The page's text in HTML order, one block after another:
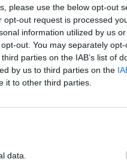
please use the below opt-out
out request is processed
information utilized by us
out. You may separately
parties on the IAB’s list of
by us to third parties on the
it to other third parties.
data.
tai
kūręs
violončelių